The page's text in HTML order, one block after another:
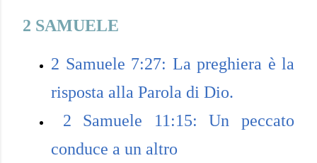
2 SAMUELE
2 Samuele 7:27: La preghiera è la
risposta alla Parola di Dio.
2 Samuele 11:15: Un peccato
conduce a un altro